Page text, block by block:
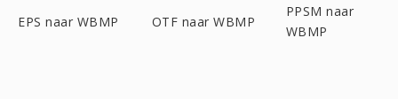
EPS naar WBMP OTF naar WBMP
PPSM naar
WBMP